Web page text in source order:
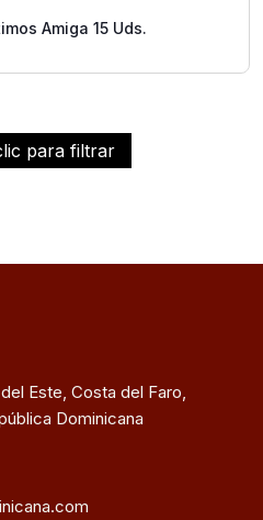
para filtrar
Amiga 15 Uds.
Este, Costa del Faro,
Dominicana